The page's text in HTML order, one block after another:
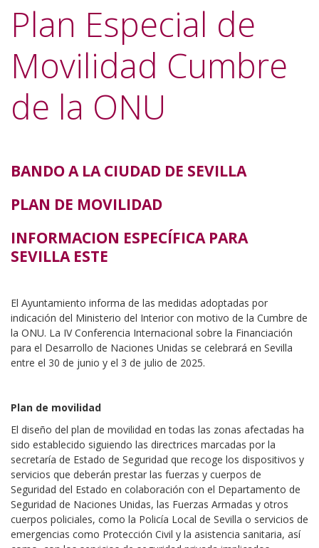
Plan Especial de
Movilidad Cumbre
de la ONU
BANDO A LA CIUDAD DE SEVILLA
PLAN DE MOVILIDAD
INFORMACION ESPECÍFICA PARA
SEVILLA ESTE
El Ayuntamiento informa de las medidas adoptadas por
indicación del Ministerio del Interior con motivo de la Cumbre de
la ONU. La IV Conferencia Internacional sobre la Financiación
para el Desarrollo de Naciones Unidas se celebrará en Sevilla
entre el 30 de junio y el 3 de julio de 2025.
Plan de movilidad
El diseño del plan de movilidad en todas las zonas afectadas ha
sido establecido siguiendo las directrices marcadas por la
secretaría de Estado de Seguridad que recoge los dispositivos y
servicios que deberán prestar las fuerzas y cuerpos de
Seguridad del Estado en colaboración con el Departamento de
Seguridad de Naciones Unidas, las Fuerzas Armadas y otros
cuerpos policiales, como la Policía Local de Sevilla o servicios de
emergencias como Protección Civil y la asistencia sanitaria, así